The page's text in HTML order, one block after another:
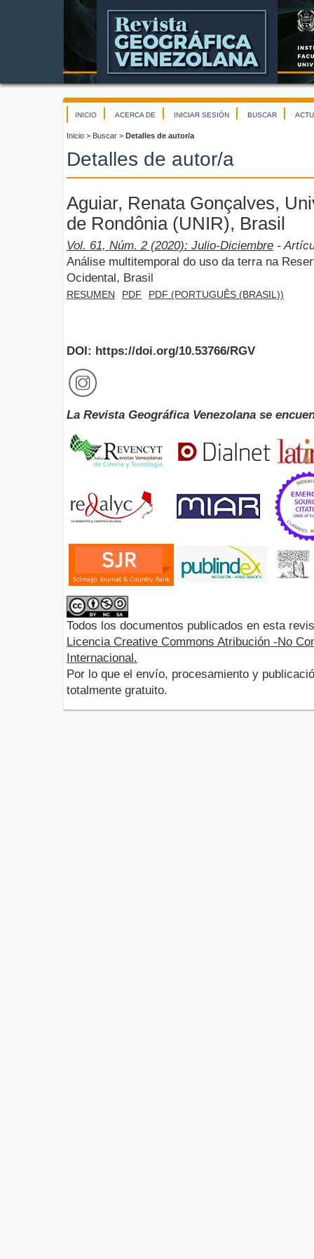
INICIO ACERCA DE INICIAR SESIÓN BUSCAR
Inicio > Buscar > Detalles de autor/a
Detalles de autor/a
Aguiar, Renata Gonçalves,
de Rondônia (UNIR), Brasil
Vol. 61, Núm. 2 (2020): Julio-Diciembre -
Análise multitemporal do uso da terra na
Ocidental, Brasil
RESUMEN PDF PDF (PORTUGUÊS (BRASIL))
DOI: https://doi.org/10.53766/RGV
La Revista Geográfica Venezolana se
Todos los documentos publicados en esta
Licencia Creative Commons Atribución -No
Internacional.
Por lo que el envío, procesamiento y
totalmente gratuito.